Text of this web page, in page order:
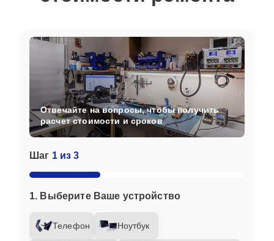
Шаг 1 из 3
1. Выберите Ваше устройство
Телефон Ноутбук
Отвечайте на вопросы, чтобы получить
расчет стоимости и сроков